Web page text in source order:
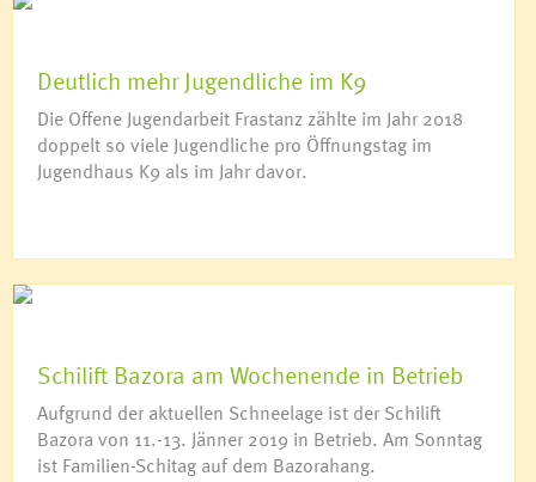
Deutlich mehr Jugendliche im K9
Die Offene Jugendarbeit Frastanz zählte im Jahr 2018
doppelt so viele Jugendliche pro Öffnungstag im
Jugendhaus K9 als im Jahr davor.
Schilift Bazora am Wochenende in Betrieb
Aufgrund der aktuellen Schneelage ist der Schilift
Bazora von 11.-13. Jänner 2019 in Betrieb. Am Sonntag
ist Familien-Schitag auf dem Bazorahang.